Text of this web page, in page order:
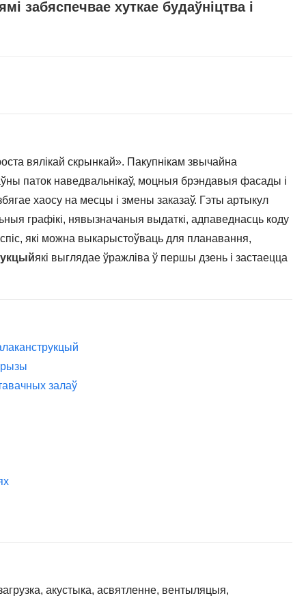
забяспечвае хуткае будаўніцтва і
вялікай скрынкай». Пакупнікам звычайна
паток наведвальнікаў, моцныя брэндавыя фасады і
хаосу на месцы і змены заказаў. Гэты артыкул
графікі, нявызначаныя выдаткі, адпаведнасць коду
які можна выкарыстоўваць для планавання,
які выглядае ўражліва ў першы дзень і застаецца
залаў
акустыка, асвятленне, вентыляцыя,